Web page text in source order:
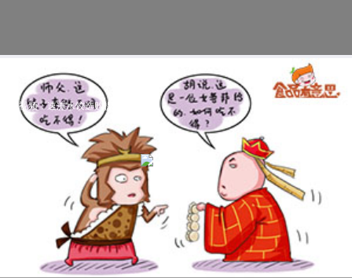
科普视频：速冻水饺选购提示